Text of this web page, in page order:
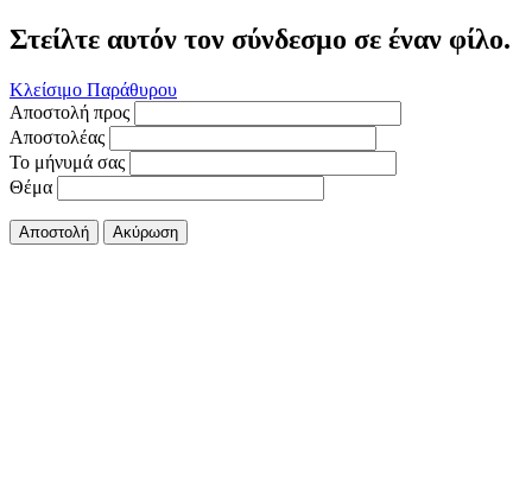
Στείλτε αυτόν τον σύνδεσμο σε έναν φίλο.
Κλείσιμο Παράθυρου
Αποστολή προς
Αποστολέας
Το μήνυμά σας
Θέμα
Αποστολή Ακύρωση